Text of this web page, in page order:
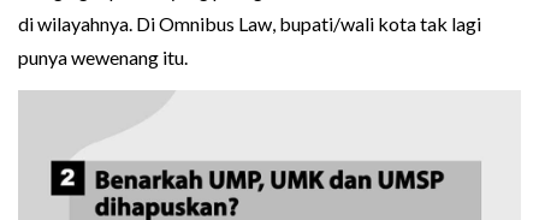
di wilayahnya. Di Omnibus Law, bupati/wali kota tak lagi
punya wewenang itu.